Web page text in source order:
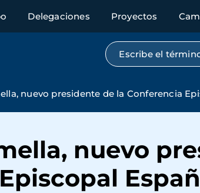
Delegaciones Proyectos
Búsqueda por
nuevo presidente de la Conferencia
nuevo